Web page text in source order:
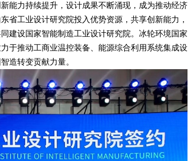
能力持续提升，设计成果不断涌现，成为推动经济
省工业设计研究院投入优势资源，共享创新能力，
建设国家智能制造工业设计研究院。冰轮环境国家
于推动工商业温控装备、能源综合利用系统集成设
造转变贡献力量。